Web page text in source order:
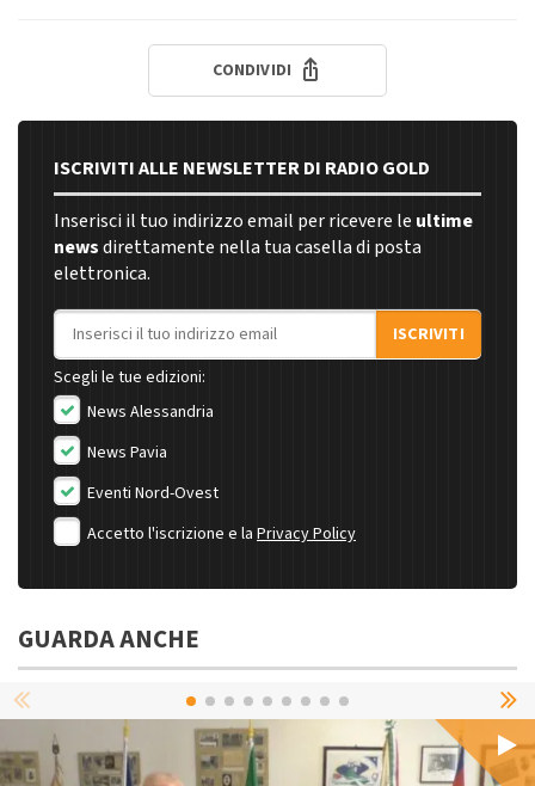
CONDIVIDI
ISCRIVITI ALLE NEWSLETTER DI RADIO GOLD
Inserisci il tuo indirizzo email per ricevere le ultime
newsdirettamente nella tua casella di posta
elettronica.
Indirizzo email
ISCRIVITI
Scegli le tue edizioni:
News Alessandria
News Pavia
Eventi Nord-Ovest
Accetto l'iscrizione e la Privacy Policy
GUARDA ANCHE